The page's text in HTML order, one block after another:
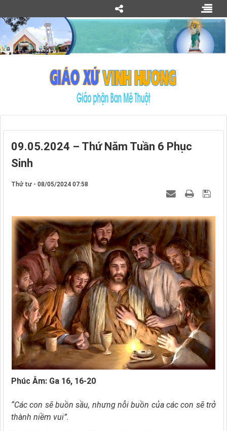
09.05.2024 – Thứ Năm Tuần 6 Phục
Sinh
Thứ tư - 08/05/2024 07:58
Phúc Âm: Ga 16, 16-20
“Các con sẽ buồn sầu, nhưng nỗi buồn của các con sẽ trở
thành niềm vui”.